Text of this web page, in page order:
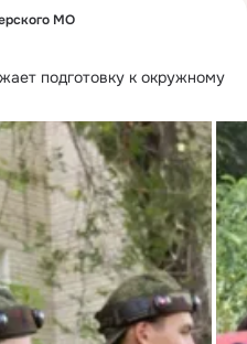
МО
подготовку к окружному